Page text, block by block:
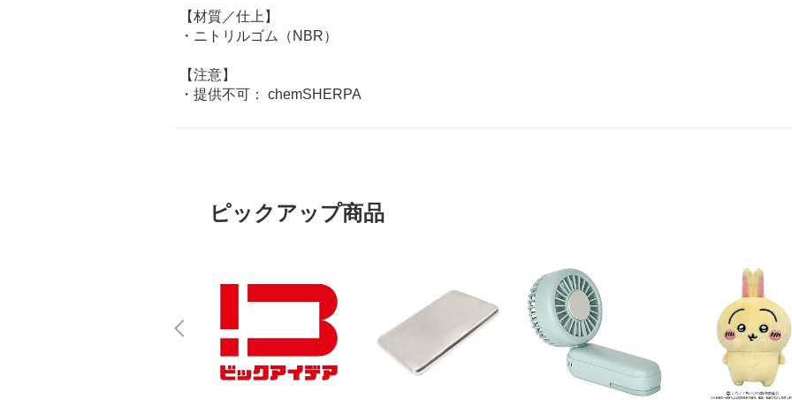
【材質／仕上】
・ニトリルゴム（NBR）
【注意】
・提供不可： chemSHERPA
ピックアップ商品